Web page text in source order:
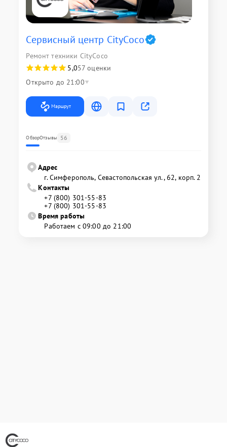
Сервисный центр CityCoco
Ремонт техники CityCoco
5,057 оценки
Открыто до 21:00
Маршрут
ОбзорОтзывы 56
Адрес
г. Симферополь, Севастопольская ул., 62, корп. 2
Контакты
+7 (800) 301-55-83
+7 (800) 301-55-83
Время работы
Работаем с 09:00 до 21:00